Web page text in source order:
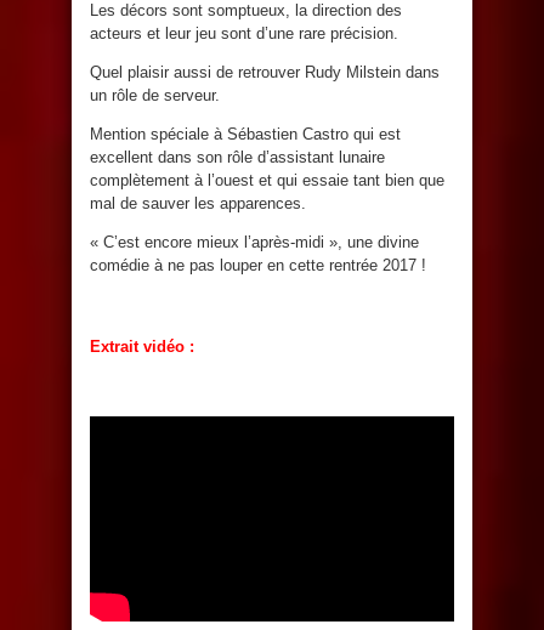
Les décors sont somptueux, la direction des
acteurs et leur jeu sont d’une rare précision.
Quel plaisir aussi de retrouver Rudy Milstein dans
un rôle de serveur.
Mention spéciale à Sébastien Castro qui est
excellent dans son rôle d’assistant lunaire
complètement à l’ouest et qui essaie tant bien que
mal de sauver les apparences.
« C’est encore mieux l’après-midi », une divine
comédie à ne pas louper en cette rentrée 2017 !
Extrait vidéo :